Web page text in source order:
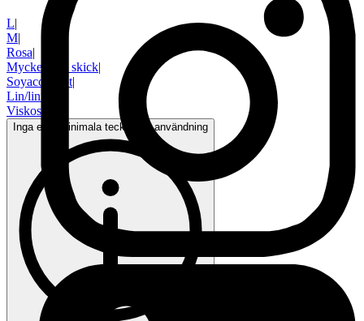
L|
M|
Rosa|
Mycket gott skick|
Soyaconcept|
Lin/linne
Viskos
Inga eller minimala tecken på användning